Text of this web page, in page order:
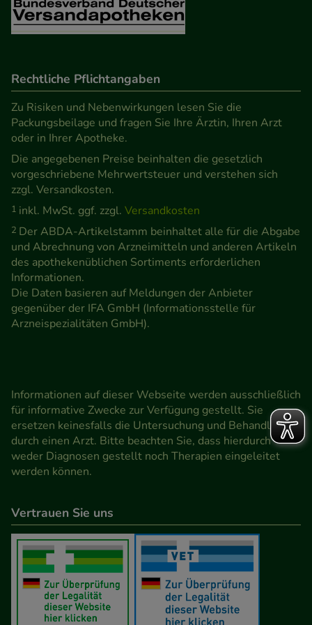
Verhaltensweisen (z.B. Spracheinstellung)
anzupassen. Komfort-Cookies ermöglichen es uns
betreiben.
Statistik & Tracking:Hierüber lassen sich
Informationen über die Art und Weise der Nutzung
unserer Website sammeln, mit deren Hilfe wir
unsere Website weiter für Sie optimieren können,
den Inhalt auf unserer Website aber auch die
Werbung auf Drittseiten möglichst relevant für Sie
zu gestalten. Bitte beachten Sie, dass Daten hierfür
teilweise an Dritte wie z.B. Google oder soziale
Medien übertragen werden.
Rechtliche Pflichtangaben
Zu Risiken und Nebenwirkungen lesen Sie die
Packungsbeilage und fragen Sie Ihre Ärztin, Ihren Arzt
oder in Ihrer Apotheke.
Die angegebenen Preise beinhalten die gesetzlich
vorgeschriebene Mehrwertsteuer und verstehen sich
zzgl. Versandkosten.
1 inkl. MwSt. ggf. zzgl. Versandkosten
2 Der ABDA-Artikelstamm beinhaltet alle für die Abgabe
und Abrechnung von Arzneimitteln und anderen Artikeln
des apothekenüblichen Sortiments erforderlichen
Informationen.
Die Daten basieren auf Meldungen der Anbieter
gegenüber der IFA GmbH (Informationsstelle für
Arzneispezialitäten GmbH).
Informationen auf dieser Webseite werden ausschließlich
für informative Zwecke zur Verfügung gestellt. Sie
ersetzen keinesfalls die Untersuchung und Behandlung
durch einen Arzt. Bitte beachten Sie, dass hierdurch
weder Diagnosen gestellt noch Therapien eingeleitet
werden können.
Vertrauen Sie uns